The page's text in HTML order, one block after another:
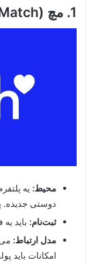
1. مچ (Match): دنیای دوست یابی برای همه
محیط: یه
دوستی جدیده.
ثبت‌نام: باید
مدل ارتباط:
امکانات باید